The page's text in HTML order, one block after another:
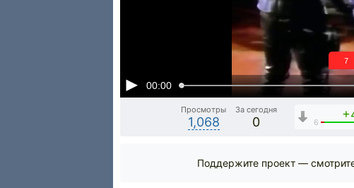
00:00
6
Просмотры
1,068
За сегодня
0 6
Поддержите проект —